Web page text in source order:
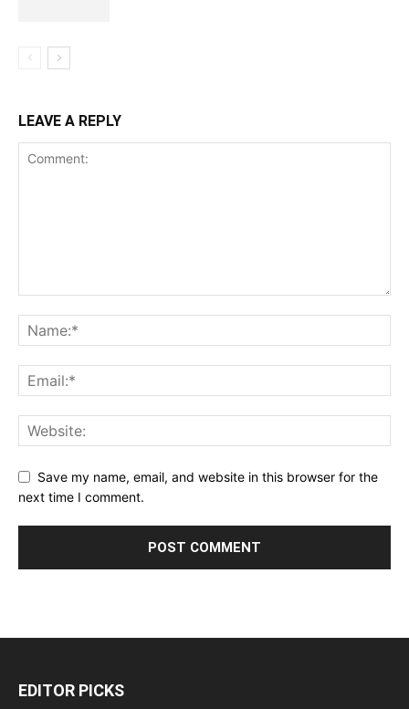
LEAVE A REPLY
Save my name, email, and website in this browser for the
next time I comment.
EDITOR PICKS